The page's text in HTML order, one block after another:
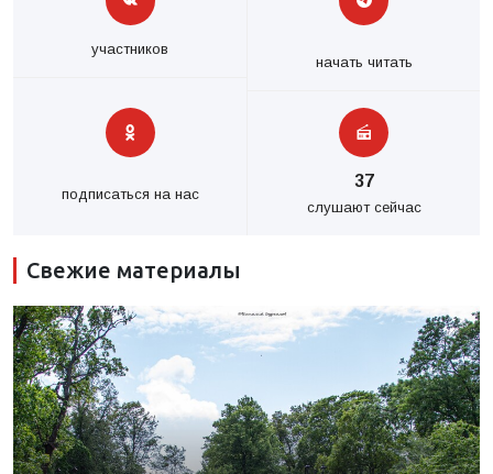
участников
начать читать
подписаться на нас
37
слушают сейчас
Свежие материалы